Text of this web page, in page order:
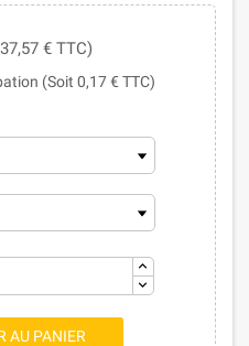
€ TTC)
(Soit 0,17 € TTC)
AU PANIER